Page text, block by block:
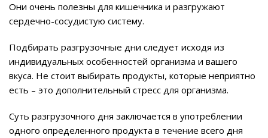
Они очень полезны для кишечника и разгружают
сердечно-сосудистую систему.
Подбирать разгрузочные дни следует исходя из
индивидуальных особенностей организма и вашего
вкуса. Не стоит выбирать продукты, которые неприятно
есть – это дополнительный стресс для организма.
Суть разгрузочного дня заключается в употреблении
одного определенного продукта в течение всего дня